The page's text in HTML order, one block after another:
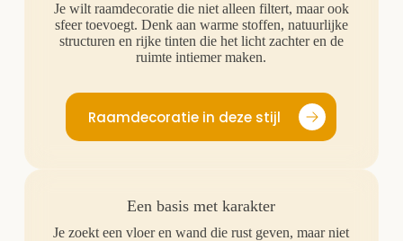
Je wilt raamdecoratie die niet alleen filtert, maar ook
sfeer toevoegt. Denk aan warme stoffen, natuurlijke
structuren en rijke tinten die het licht zachter en de
ruimte intiemer maken.
Raamdecoratie in deze stijl
Een basis met karakter
Je zoekt een vloer en wand die rust geven, maar niet